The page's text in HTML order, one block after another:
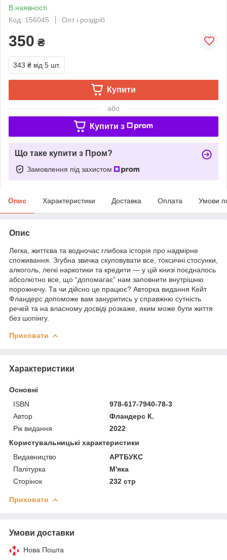
В наявності
Код: 156045
Опт і роздріб
350 ₴
343 ₴ від 5 шт.
Купити
або
Купити з
Що таке купити з Пром?
Замовлення під захистом
Опис Характеристики Доставка Оплата Умови
Опис
Легка, життєва та водночас глибока історія про надмірне
споживання. Згубна звичка скуповувати все, токсичні стосунки,
алкоголь, легкі наркотики та кредити — у цій книзі поєдналось
абсолютно все, що “допомагає” нам заповнити внутрішню
порожнечу. Та чи дійсно це працює? Авторка видання Кейт
Фландерс допоможе вам зануритись у справжню сутність
речей та на власному досвіді розкаже, яким може бути життя
без шопінгу.
Приховати
Характеристики
Основні
ISBN
978-617-7940-78-3
Автор
Фландерс К.
Рік видання
2022
Користувальницькі характеристики
Видавництво
АРТБУКС
Палітурка
М'яка
Сторінок
232 стр
Приховати
Умови доставки
Нова Пошта